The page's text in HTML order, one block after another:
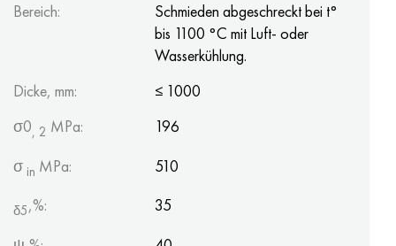
Bereich:
Schmieden abgeschreckt bei t°
bis 1100 °C mit Luft- oder
Wasserkühlung.
Dicke, mm:
≤ 1000
σ0, 2 MPa:
196
σ in MPa: 510
δ5,%:
35